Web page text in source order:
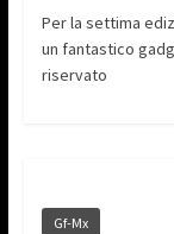
Per la settima
un fantastico
riservato
Gf-Mx